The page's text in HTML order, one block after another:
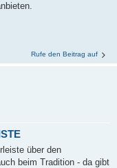
Rufe den Beitrag auf
über den
beim Tradition - da gibt